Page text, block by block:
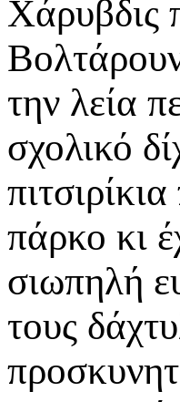
Χάρυβδις
την λεία
σχολικό
πάρκο κι
σιωπηλή
τους